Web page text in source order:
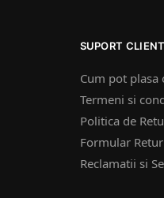
SUPORT
Cum pot plasa
Termeni si
Politica de
Formular Retur
Reclamatii si